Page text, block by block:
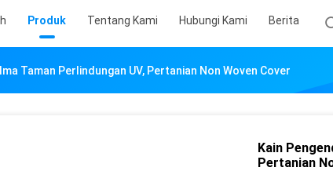
Produk Tentang Kami Hubungi Kami Berita
Taman Perlindungan UV, Pertanian Non Woven Cover
Kain
Pertanian